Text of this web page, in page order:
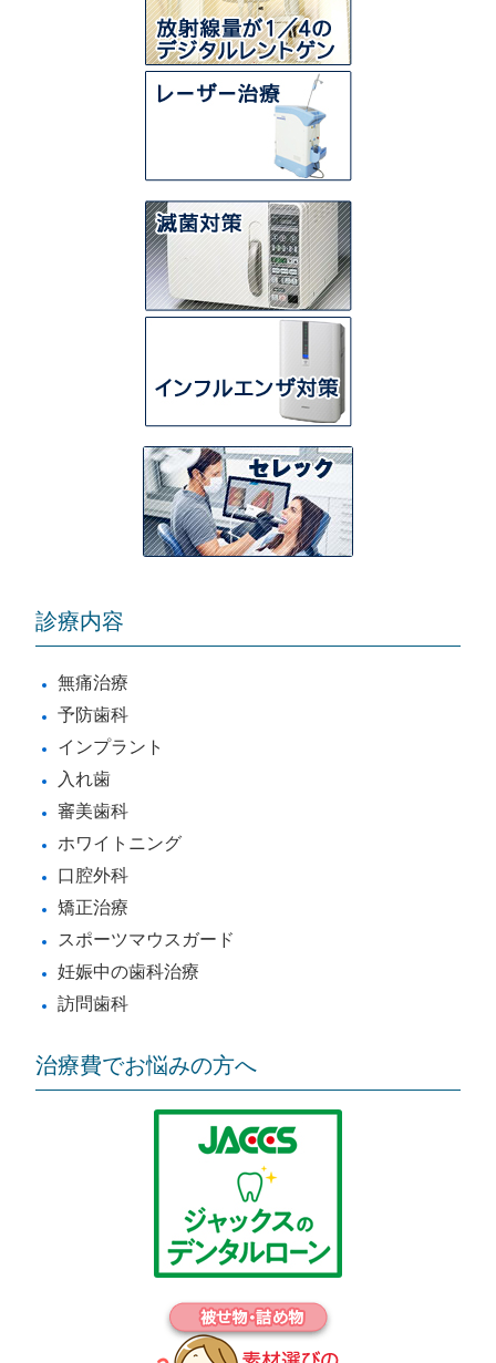
診療内容
無痛治療
予防歯科
インプラント
入れ歯
審美歯科
ホワイトニング
口腔外科
矯正治療
スポーツマウスガード
妊娠中の歯科治療
訪問歯科
治療費でお悩みの方へ